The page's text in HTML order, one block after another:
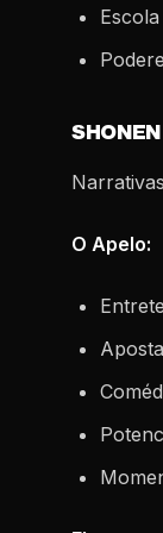
O Apelo: